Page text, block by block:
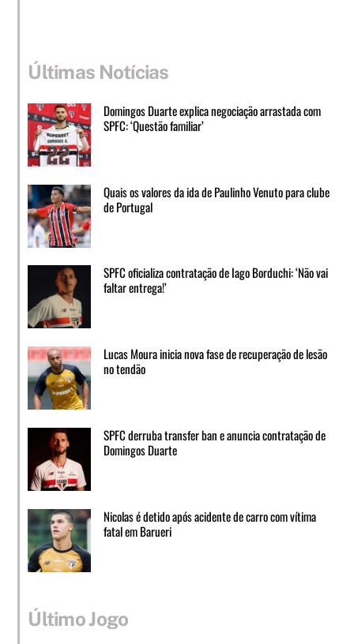
Últimas Notícias
Domingos Duarte explica negociação arrastada com
SPFC: ‘Questão familiar’
Quais os valores da ida de Paulinho Venuto para clube
de Portugal
SPFC oficializa contratação de Iago Borduchi: ‘Não vai
faltar entrega!’
Lucas Moura inicia nova fase de recuperação de lesão
no tendão
SPFC derruba transfer ban e anuncia contratação de
Domingos Duarte
Nicolas é detido após acidente de carro com vítima
fatal em Barueri
Último Jogo